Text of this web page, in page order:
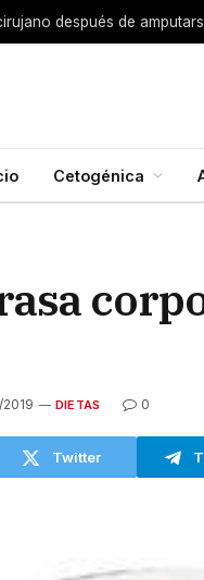
tu cuerpo
Cetogénica
DIETAS 0
Twitter